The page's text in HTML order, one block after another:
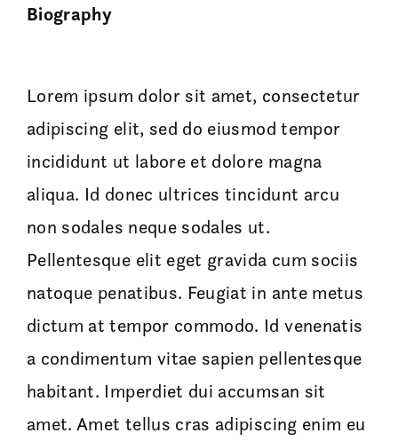
Biography
Lorem ipsum dolor sit amet, consectetur
adipiscing elit, sed do eiusmod tempor
incididunt ut labore et dolore magna
aliqua. Id donec ultrices tincidunt arcu
non sodales neque sodales ut.
Pellentesque elit eget gravida cum sociis
natoque penatibus. Feugiat in ante metus
dictum at tempor commodo. Id venenatis
a condimentum vitae sapien pellentesque
habitant. Imperdiet dui accumsan sit
amet. Amet tellus cras adipiscing enim eu